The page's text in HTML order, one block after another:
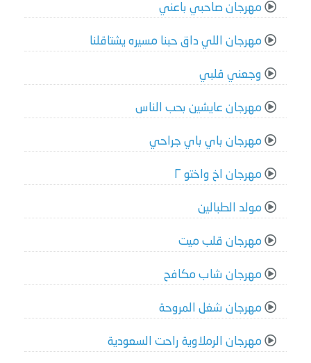
مهرجان صاحبي باعني
مهرجان اللي داق حبنا مسيره يشتاقلنا
وجعني قلبي
مهرجان عايشين بحب الناس
مهرجان باي باي جراحي
مهرجان اخ واختو ٢
مولد الطبالين
مهرجان قلب ميت
مهرجان شاب مكافح
مهرجان شغل المروحة
مهرجان الرملاوية راحت السعودية